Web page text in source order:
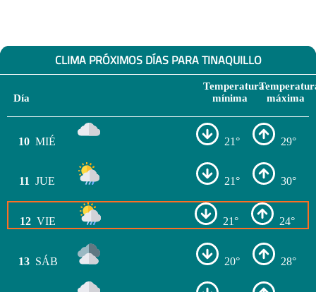
CLIMA PRÓXIMOS DÍAS PARA TINAQUILLO
Día
Temperatura
mínima
máxima
10 MIÉ 21° 29°
11 JUE 21° 30°
12 VIE 21° 24°
13 SÁB 20° 28°